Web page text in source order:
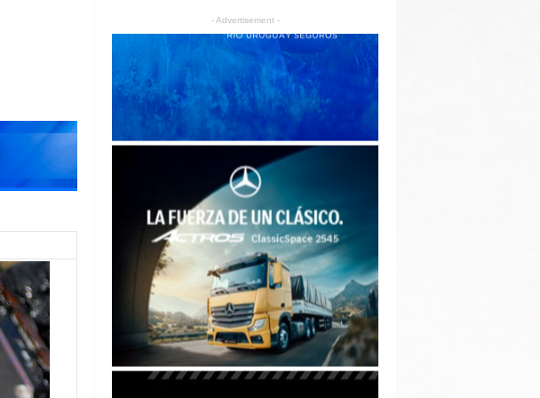
- Advertisement -